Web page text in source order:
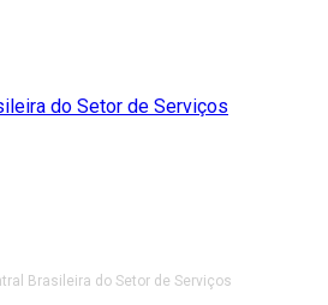
Brasileira do Setor de Serviços